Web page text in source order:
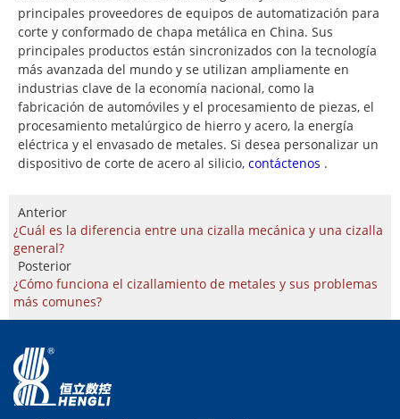
principales proveedores de equipos de automatización para
corte y conformado de chapa metálica en China. Sus
principales productos están sincronizados con la tecnología
más avanzada del mundo y se utilizan ampliamente en
industrias clave de la economía nacional, como la
fabricación de automóviles y el procesamiento de piezas, el
procesamiento metalúrgico de hierro y acero, la energía
eléctrica y el envasado de metales. Si desea personalizar un
dispositivo de corte de acero al silicio, contáctenos .
Anterior
¿Cuál es la diferencia entre una cizalla mecánica y una cizalla
general?
Posterior
¿Cómo funciona el cizallamiento de metales y sus problemas
más comunes?